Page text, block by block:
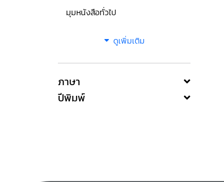
มุมหนังสือทั่วไป
ดูเพิ่มเติม
ภาษา
ปีพิมพ์